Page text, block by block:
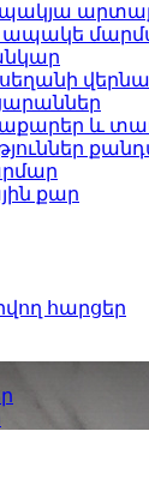
ապակե
և
քար
հարցեր